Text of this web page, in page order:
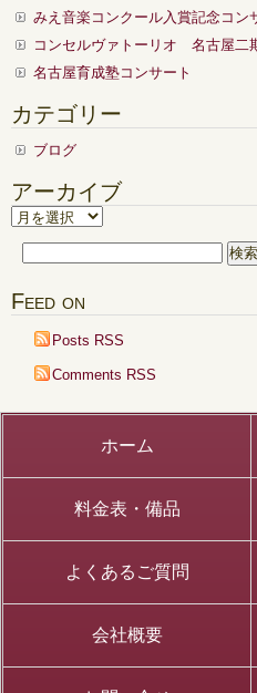
せ】
9
よ
ス
ジ
オ
金
を
値
げ
せ
い
す。
みえ音楽コンクール入賞記念コン
コンセルヴァトーリオ 名古屋
名古屋育成塾コンサート
カテゴリー
ブログ
アーカイブ
ア
カ
ブ
Feed on
Posts RSS
Comments RSS
ホーム
料金表・備品
よくあるご質問
会社概要